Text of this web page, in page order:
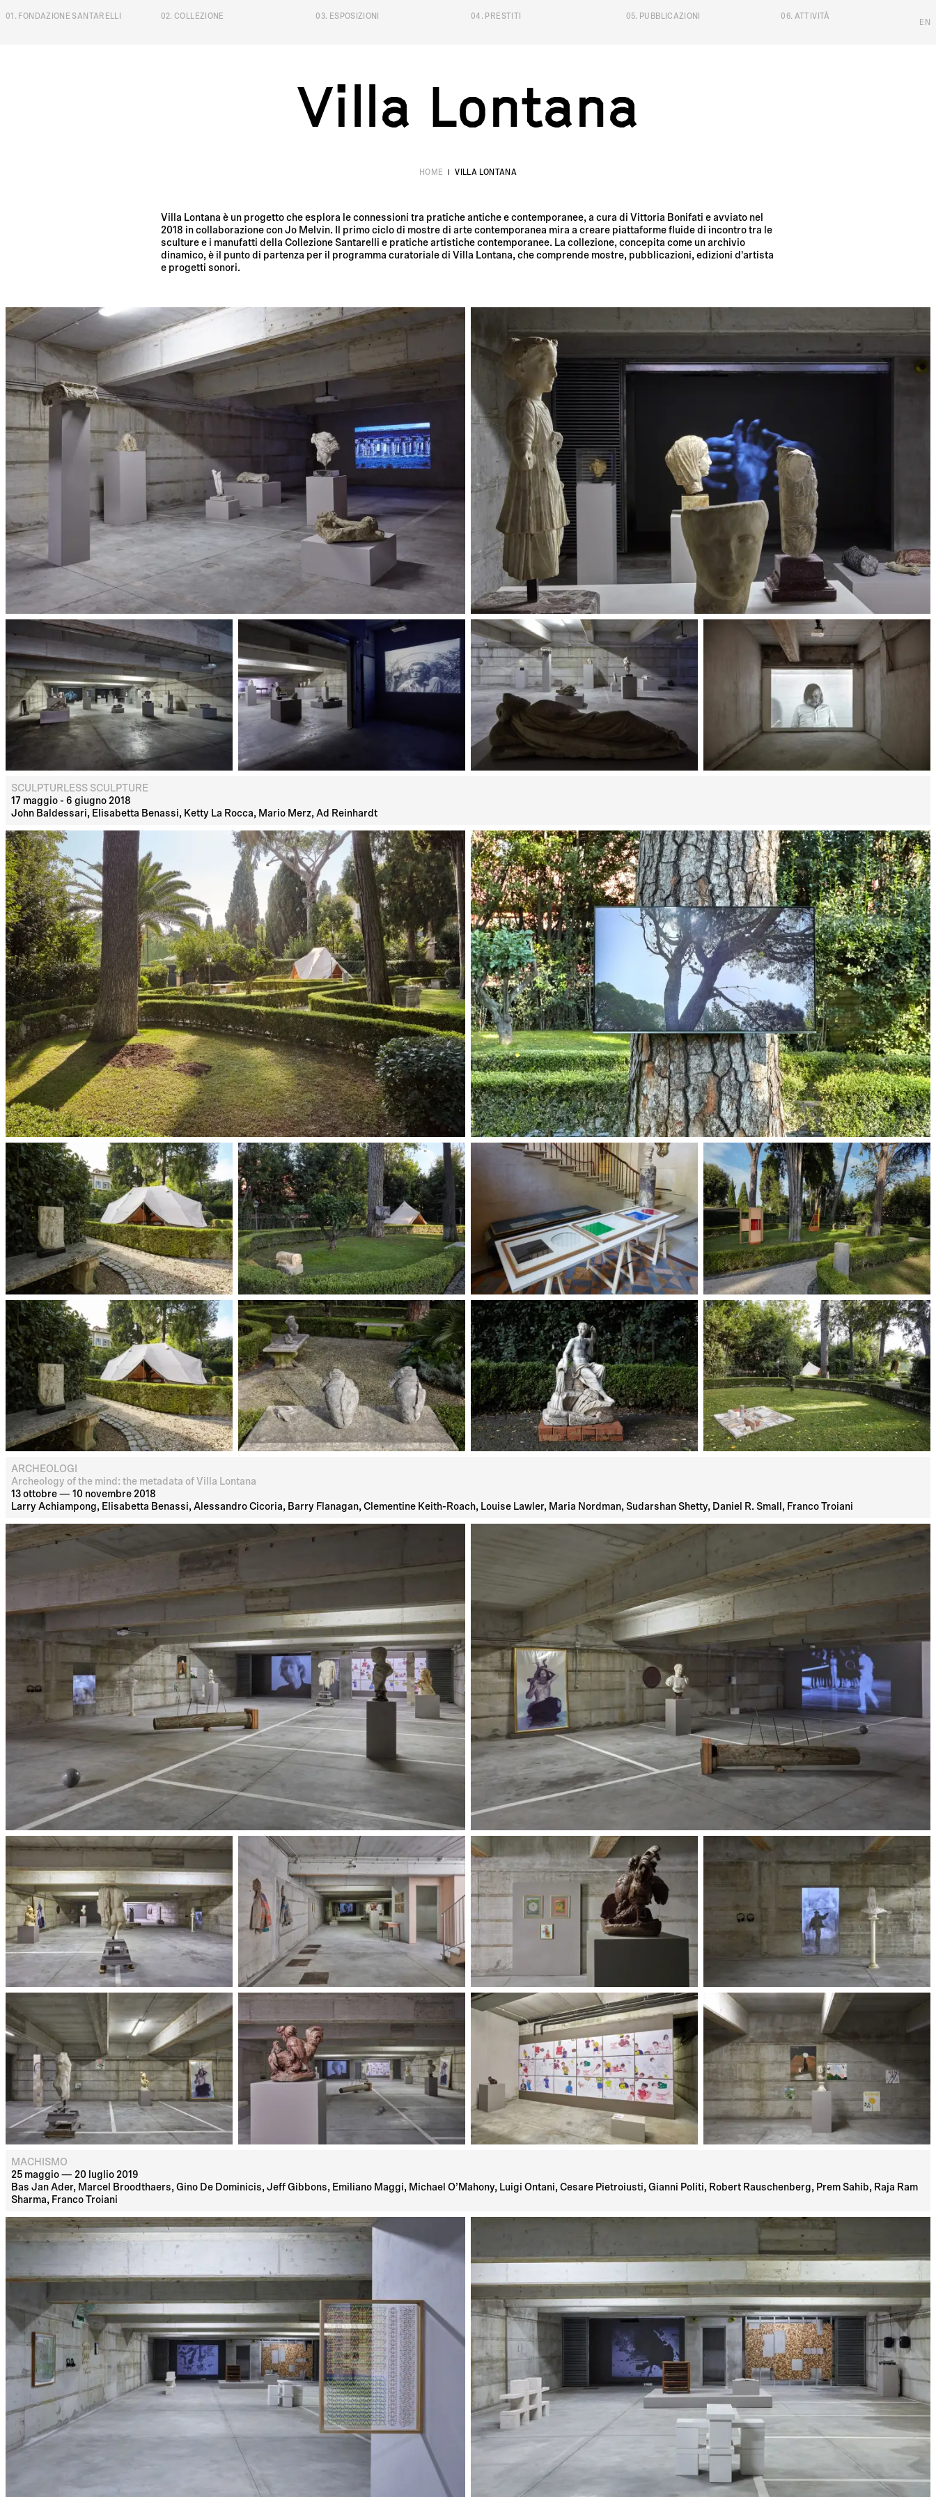
01 . FONDAZIONE SANTARELLI 02.COLLEZIONE 03. ESPOSIZIONI 04 . PRESTITI 05. PUBBLICAZIONI 06. ATTIVITÀ
EN
Villa Lontana
Villa Lontana
HOME VILLA LONTANA
Villa Lontana è un progetto che esplora le connessioni tra pratiche antiche e contemporanee, a cura di Vittoria Bonifati e avviato nel
2018 in collaborazione con Jo Melvin. Il primo ciclo di mostre di arte contemporanea mira a creare piattaforme fluide di incontro tra le
sculture e i manufatti della Collezione Santarelli e pratiche artistiche contemporanee. La collezione, concepita come un archivio
dinamico, è il punto di partenza per il programma curatoriale di Villa Lontana, che comprende mostre, pubblicazioni, edizioni d'artista
e progetti sonori.
SCULPTURLESS SCULPTURE
17 maggio - 6 giugno 2018
John Baldessari, Elisabetta Benassi, Ketty La Rocca, Mario Merz, Ad Reinhardt
ARCHEOLOGI
Archeology of the mind: the metadata of Villa Lontana
13 ottobre — 10 novembre 2018
Larry Achiampong, Elisabetta Benassi, Alessandro Cicoria, Barry Flanagan, Clementine Keith-Roach, Louise Lawler, Maria Nordman, Sudarshan Shetty, Daniel R. Small, Franco Troiani
MACHISMO
25 maggio — 20 luglio 2019
Bas Jan Ader, Marcel Broodthaers, Gino De Dominicis, Jeff Gibbons, Emiliano Maggi, Michael O’Mahony, Luigi Ontani, Cesare Pietroiusti, Gianni Politi, Robert Rauschenberg, Prem Sahib, Raja Ram
Sharma, Franco Troiani